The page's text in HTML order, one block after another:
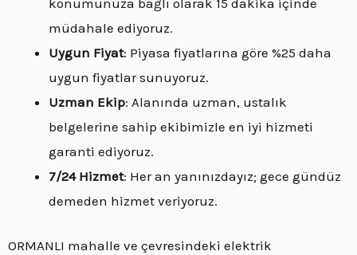
müdahale ediyoruz.
Uygun Fiyat: Piyasa fiyatlarına göre %25 daha
uygun fiyatlar sunuyoruz.
Uzman Ekip: Alanında uzman, ustalık
belgelerine sahip ekibimizle en iyi hizmeti
garanti ediyoruz.
7/24 Hizmet: Her an yanınızdayız; gece gündüz
demeden hizmet veriyoruz.
ORMANLI mahalle ve çevresindeki elektrik